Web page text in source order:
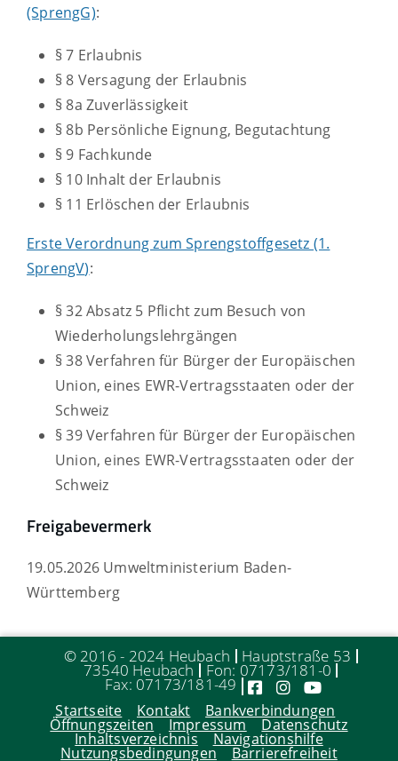
(SprengG):
§ 7 Erlaubnis
§ 8 Versagung der Erlaubnis
§ 8a Zuverlässigkeit
§ 8b Persönliche Eignung, Begutachtung
§ 9 Fachkunde
§ 10 Inhalt der Erlaubnis
§ 11 Erlöschen der Erlaubnis
Erste Verordnung zum Sprengstoffgesetz (1.
SprengV):
§ 32 Absatz 5 Pflicht zum Besuch von
Wiederholungslehrgängen
§ 38 Verfahren für Bürger der Europäischen
Union, eines EWR-Vertragsstaaten oder der
Schweiz
§ 39 Verfahren für Bürger der Europäischen
Union, eines EWR-Vertragsstaaten oder der
Schweiz
Freigabevermerk
19.05.2026 Umweltministerium Baden-
Württemberg
© 2016 - 2024 Heubach Hauptstraße 53
73540 Heubach Fon: 07173/181-0
Fax: 07173/181-49
Startseite Kontakt Bankverbindungen
Öffnungszeiten Impressum Datenschutz
Inhaltsverzeichnis Navigationshilfe
Nutzungsbedingungen Barrierefreiheit